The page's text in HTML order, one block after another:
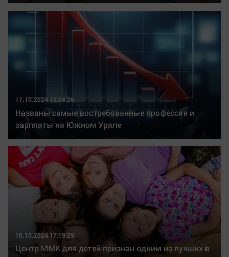
Банки
Медиаграмотность
Медицина
Статистика
Челябинск космический
Другие рубрики
Bookworms
English version
Online-консультация
Актуальная тема
Блогеркуль
17.10.2024 12:04:26
Названы самые востребованные профессии и
зарплаты на Южном Урале
16.10.2024 17:19:29
Центр ММК для детей признан одним из лучших в